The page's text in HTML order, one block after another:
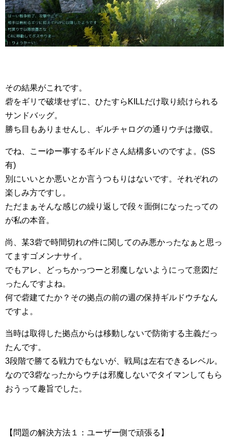
その結果がこれです。
砦をギリで破壊せずに、ひたすらKILLだけ取り続けられる
サンドバッグ。
勝ち目もありませんし、ギルチャログの通りウチは撤収。
でね、こーゆー事するギルドさん結構多いのですよ。(SS
有)
別にいいとか悪いとか言うつもりはないです。それぞれの
楽しみ方ですし。
ただまぁそんな感じの繰り返しで段々面倒になったっての
が私の本音。
尚、某3砦で時間切れの件に関してのみ悪かったなぁと思っ
てますゴメンナサイ。
でもアレ、どっちかっつーと邪魔しないようにって意図だ
ったんですよね。
何で砦建てたか？その拠点の前の週の保持ギルドウチなん
ですよ。
当時は取得した拠点からは移動しないで防衛する主義だっ
たんです。
3段階で勝てる戦力でもないが、戦局は左右できるレベル。
なので3砦なったからウチは邪魔しないでタイマンしてもら
おうって趣旨でした。
【問題の解決方法１：ユーザー側で頑張る】